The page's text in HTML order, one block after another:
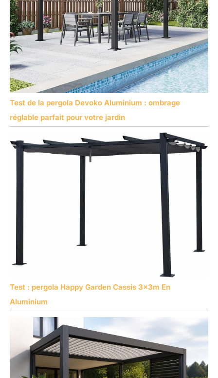
Test de la pergola Devoko Aluminium : ombrage
réglable parfait pour votre jardin
Test : pergola Happy Garden Cassis 3x3m En
Aluminium